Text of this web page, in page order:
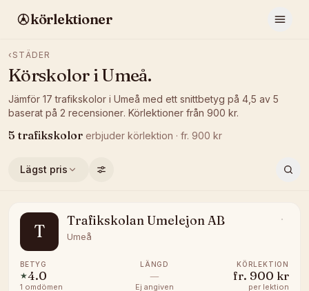
körlektioner
‹ STÄDER
Körskolor iUmeå.
Jämför 17 trafikskolor i Umeå med ett snittbetyg på 4,5 av 5
baserat på 2 recensioner. Körlektioner från 900 kr.
5 trafikskolor erbjuder körlektion · fr. 900 kr
Lägst pris
T
Trafikskolan Umelejon AB
Umeå
BETYG
★4.0
1 omdömen
LÄNGD
—
Ej angiven
KÖRLEKTION
fr. 900 kr
per lektion